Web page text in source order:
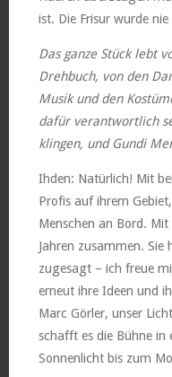
ist. Die Frisur wurde
Das ganze Stück lebt
Drehbuch, von den
Musik und den
dafür verantwortlich
klingen, und Gundi
Ihden: Natürlich! Mit
Profis auf ihrem
Menschen an Bord.
Jahren zusammen. Sie
zugesagt – ich freue
erneut ihre Ideen und
Marc Görler, unser
schafft es die Bühne in
Sonnenlicht bis zum